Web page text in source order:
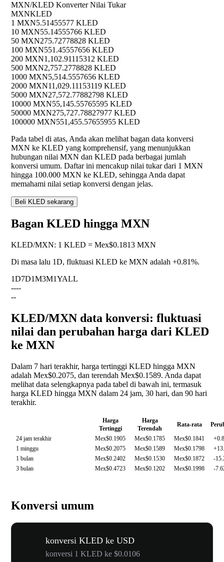
MXN/KLED Konverter Nilai Tukar
MXNKLED
1 MXN5.51455577 KLED
10 MXN55.14555766 KLED
50 MXN275.72778828 KLED
100 MXN551.45557656 KLED
200 MXN1,102.91115312 KLED
500 MXN2,757.2778828 KLED
1000 MXN5,514.5557656 KLED
2000 MXN11,029.11153119 KLED
5000 MXN27,572.77882798 KLED
10000 MXN55,145.55765595 KLED
50000 MXN275,727.78827977 KLED
100000 MXN551,455.57655955 KLED
Pada tabel di atas, Anda akan melihat bagan data konversi
MXN ke KLED yang komprehensif, yang menunjukkan
hubungan nilai MXN dan KLED pada berbagai jumlah
konversi umum. Daftar ini mencakup nilai tukar dari 1 MXN
hingga 100.000 MXN ke KLED, sehingga Anda dapat
memahami nilai setiap konversi dengan jelas.
Beli KLED sekarang
Bagan KLED hingga MXN
KLED/MXN: 1 KLED = Mex$0.1813 MXN
Di masa lalu 1D, fluktuasi KLED ke MXN adalah +0.81%.
1D7D1M3M1YALL
----
--
KLED/MXN data konversi: fluktuasi
nilai dan perubahan harga dari KLED
ke MXN
Dalam 7 hari terakhir, harga tertinggi KLED hingga MXN
adalah Mex$0.2075, dan terendah Mex$0.1589. Anda dapat
melihat data selengkapnya pada tabel di bawah ini, termasuk
harga KLED hingga MXN dalam 24 jam, 30 hari, dan 90 hari
terakhir.
Harga
Tertinggi
Harga
Terendah
Rata-rata
24 jam terakhir
Mex$0.1905 Mex$0.1785 Mex$0.1841
1 minggu
Mex$0.2075 Mex$0.1589 Mex$0.1798
1 bulan
Mex$0.2402 Mex$0.1530 Mex$0.1872
-
3 bulan
Mex$0.4723 Mex$0.1202 Mex$0.1998 -
Konversi umum
konversi KLED ke USD
konversi 1 KLED ke $0.0106